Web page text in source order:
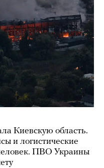
Киевскую область.
и логистические
ПВО Украины